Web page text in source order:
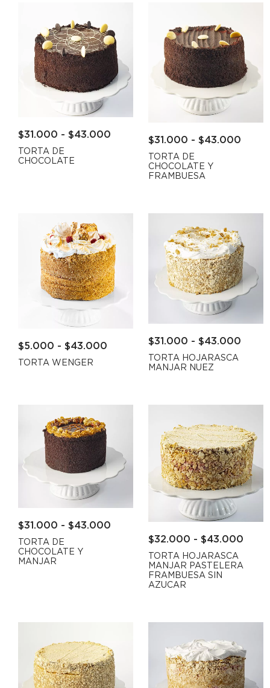
$31.000 - $43.000
TORTA DE
CHOCOLATE
$31.000 - $43.000
TORTA DE
CHOCOLATE Y
FRAMBUESA
$5.000 - $43.000
TORTA WENGER
$31.000 - $43.000
TORTA HOJARASCA
MANJAR NUEZ
$31.000 - $43.000
TORTA DE
CHOCOLATE Y
MANJAR
$32.000 - $43.000
TORTA HOJARASCA
MANJAR PASTELERA
FRAMBUESA SIN
AZUCAR